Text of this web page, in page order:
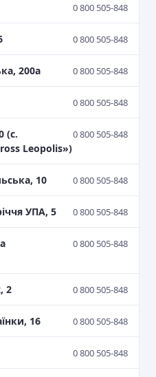
0 800 505-848
0 800 505-848
200а 0 800 505-848
0 800 505-848
(с.
Leopolis»)
0 800 505-848
10 0 800 505-848
УПА, 5 0 800 505-848
0 800 505-848
2 0 800 505-848
16 0 800 505-848
0 800 505-848